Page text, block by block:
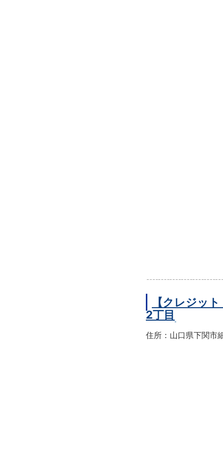
【クレジッ
2丁目
住所：山口県下関市